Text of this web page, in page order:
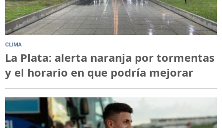
CLIMA
La Plata: alerta naranja por tormentas
y el horario en que podría mejorar